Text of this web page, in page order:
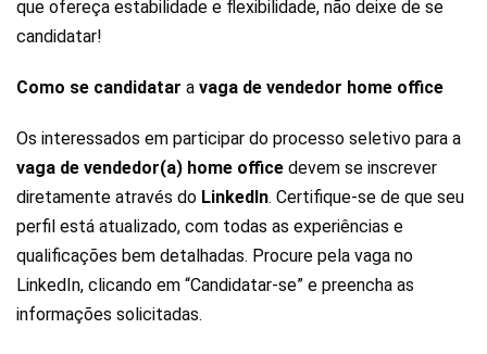
que ofereça estabilidade e flexibilidade, não deixe de se
candidatar!
Como se candidatar a vaga de vendedor home office
Os interessados em participar do processo seletivo para a
vaga de vendedor(a) home office devem se inscrever
diretamente através do LinkedIn. Certifique-se de que seu
perfil está atualizado, com todas as experiências e
qualificações bem detalhadas. Procure pela vaga no
LinkedIn, clicando em “Candidatar-se” e preencha as
informações solicitadas.